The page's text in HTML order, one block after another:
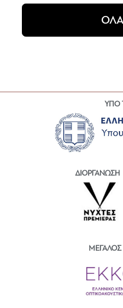
ΥΠΟ
ΔΙΟΡΓΑΝΩΣΗ
ΜΕΓΑΛΟΣ